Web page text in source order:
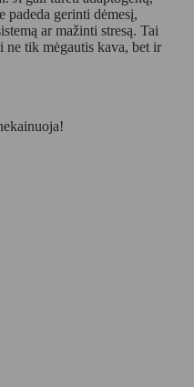
padeda gerinti dėmesį,
ar mažinti stresą. Tai
ne tik mėgautis kava, bet ir